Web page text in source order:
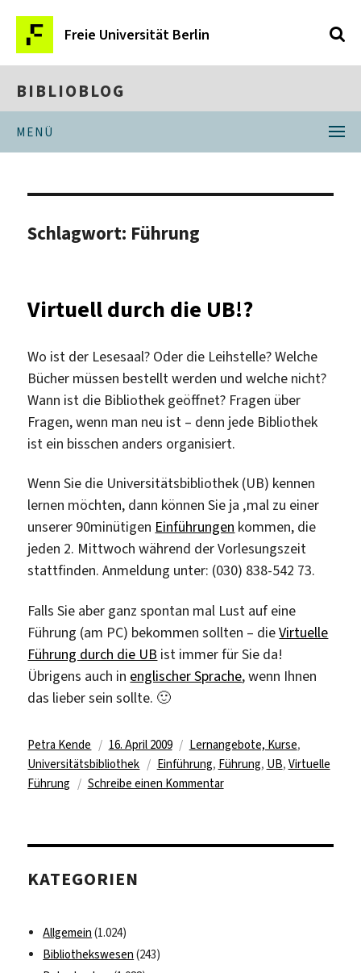
Freie Universität Berlin
BIBLIOBLOG
MENÜ
Schlagwort: Führung
Virtuell durch die UB!?
Wo ist der Lesesaal? Oder die Leihstelle? Welche
Bücher müssen bestellt werden und welche nicht?
Wann ist die Bibliothek geöffnet? Fragen über
Fragen, wenn man neu ist – denn jede Bibliothek
ist ein bisschen anders organisiert.
Wenn Sie die Universitätsbibliothek (UB) kennen
lernen möchten, dann können Sie ja ‚mal zu einer
unserer 90minütigen Einführungen kommen, die
jeden 2. Mittwoch während der Vorlesungszeit
stattfinden. Anmeldung unter: (030) 838-542 73.
Falls Sie aber ganz spontan mal Lust auf eine
Führung (am PC) bekommen sollten – dieVirtuelle
Führung durch die UB ist immer für Sie da!
Übrigens auch in englischer Sprache, wenn Ihnen
das lieber sein sollte. 🙂
Autor
Petra Kende
Veröffentlicht
am
16. April 2009 Kategorien
Lernangebote, Kurse,
Universitätsbibliothek
Schlagwörter
Einführung, Führung, UB, Virtuelle
Führung
Schreibe einen Kommentarzu
die
KATEGORIEN
Allgemein (1.024)
Bibliothekswesen (243)